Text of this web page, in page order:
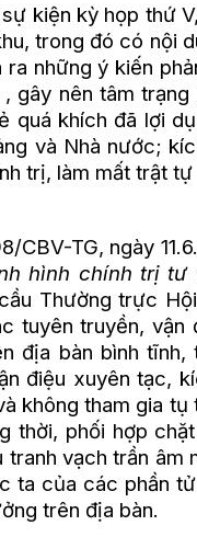
kiện kỳ họp thứ
trong đó có nội
những ý kiến
gây nên tâm
quá khích đã lợi
và Nhà nước;
trị, làm mất trật
TG, ngày
hình chính trị tư
Thường trực
tuyên truyền,
địa bàn bình
điệu xuyên tạc,
không tham gia tụ
thời, phối hợp
vạch trần âm
ta của các phần
trên địa bàn.